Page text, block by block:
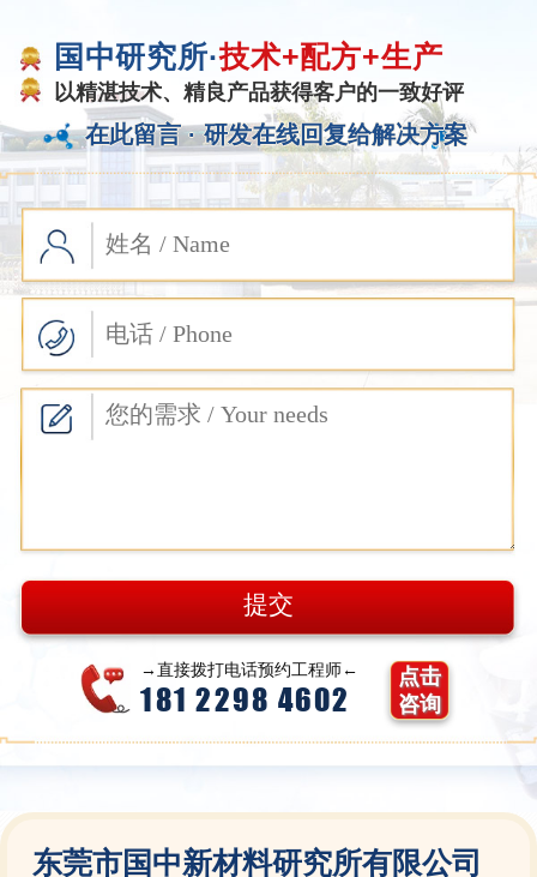
国中研究所·技术+配方+生产
以精湛技术、精良产品获得客户的一致好评
在此留言 · 研发在线回复给解决方案
→直接拨打电话预约工程师←
181 2298 4602
点击
咨询
东莞市国中新材料研究所有限公司